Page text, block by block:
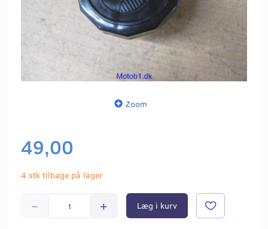
Zoom
49,00
4 stk tilbage på lager
Læg i kurv